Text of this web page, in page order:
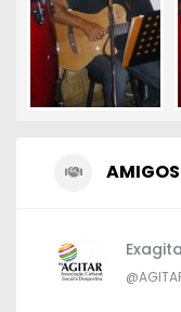
AMIGOS